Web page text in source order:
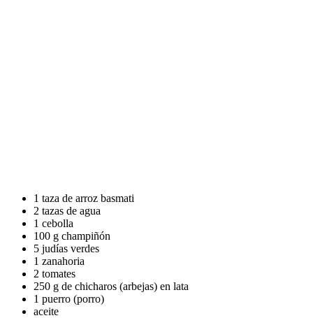
1 taza de arroz basmati
2 tazas de agua
1 cebolla
100 g champiñón
5 judías verdes
1 zanahoria
2 tomates
250 g de chicharos (arbejas) en lata
1 puerro (porro)
aceite